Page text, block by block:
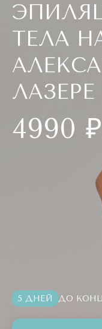
ТЕЛА
ЛАЗЕРЕ
4990
5 ДНЕЙ ДО